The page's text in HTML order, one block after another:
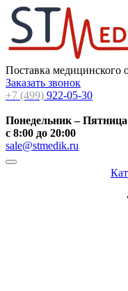
Поставка медицинского
Заказать звонок
+7 (499) 922-05-30
Понедельник – Пятница
с 8:00 до 20:00
sale@stmedik.ru